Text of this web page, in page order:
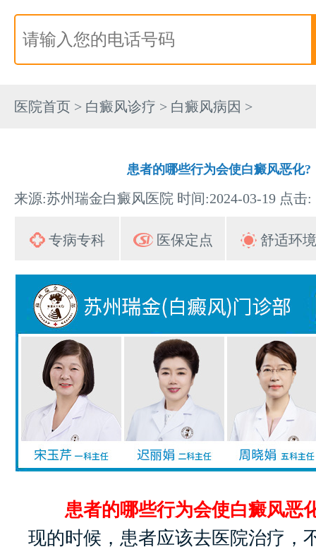
医院首页 > 白癜风诊疗 > 白癜风病因 >
患者的哪些行为会使白癜风恶化?
来源:苏州瑞金白癜风医院 时间:2024-03-19 点击:
专病专科 医保定点 舒适环境
患者的哪些行为会使白癜风恶
现的时候，患者应该去医院治疗，